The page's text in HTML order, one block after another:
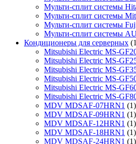
Мульти-сплит системы
Мульти-сплит системы
Мульти-сплит системы
Мульти-сплит системы
Кондиционеры для серверных
Mitsubishi Electric MS-
Mitsubishi Electric MS-
Mitsubishi Electric MS-
Mitsubishi Electric MS-
Mitsubishi Electric MS-
Mitsubishi Electric MS-
MDV MDSAF-07HRN1 (1)
MDV MDSAF-09HRN1 (1)
MDV MDSAF-12HRN1 (1)
MDV MDSAF-18HRN1 (1)
MDV MDSAF-24HRN1 (1)